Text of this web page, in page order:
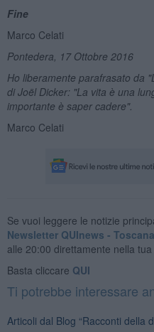
Fine
Marco Celati
Pontedera, 17 Ottobre 2016
Ho liberamente parafrasato da
di Joël Dicker: "La vita è una
importante è saper cadere".
Marco Celati
Se vuoi leggere le notizie
Newsletter QUInews -
alle 20:00 direttamente nella tua
Basta cliccare QUI
Ti potrebbe interessare
Articoli dal Blog “Racconti della